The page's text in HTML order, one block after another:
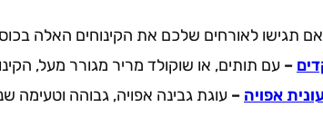
אם תגישו לאורחים שלכם את הקינוחים האלה
– עם תותים, או שוקולד מריר מגורר מעל,
אפויה – עוגת גבינה אפויה, גבוהה וטעימה